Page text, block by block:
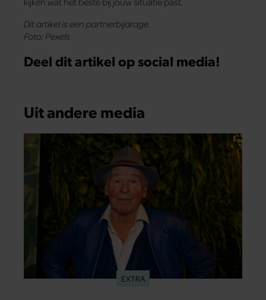
Dit artikel is een partnerbijdrage.
Foto: Pexels
Deel dit artikel op social media!
Uit andere media
EXTRA